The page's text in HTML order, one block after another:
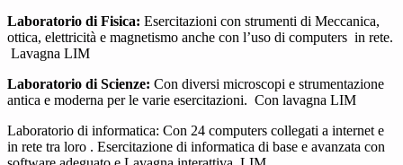
Laboratorio di Fisica: Esercitazioni con strumenti di Meccanica,
ottica, elettricità e magnetismo anche con l’uso di computers in rete.
Lavagna LIM
Laboratorio di Scienze: Con diversi microscopi e strumentazione
antica e moderna per le varie esercitazioni. Con lavagna LIM
Laboratorio di informatica: Con 24 computers collegati a internet e
in rete tra loro . Esercitazione di informatica di base e avanzata con